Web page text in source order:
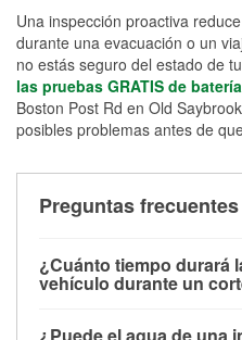
Una inspección proactiva
durante una evacuación o un
no estás seguro del estado de
las pruebas GRATIS de
Boston Post Rd en Old
posibles problemas antes de
Preguntas frecuentes
¿Cuánto tiempo durará
vehículo durante un
¿Puede el agua de una